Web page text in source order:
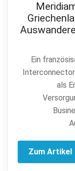
Ein
als
Zum Artikel